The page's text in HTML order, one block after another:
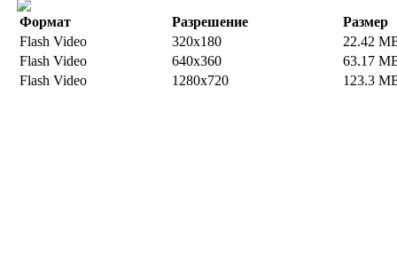
Формат Разрешение
Размер
Flash Video
320x180
22.42
Flash Video
640x360
63.17
Flash Video
1280x720 123.3